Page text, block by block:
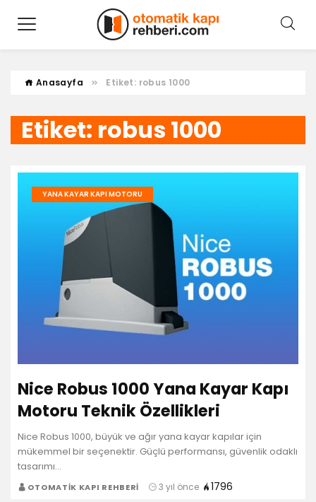
Anasayfa Etiket: robus 1000
Etiket: robus 1000
YANA KAYAR KAPI MOTORU
Nice Robus 1000 Yana Kayar Kapı
Motoru Teknik Özellikleri
Nice Robus 1000, büyük ve ağır yana kayar kapılar için
mükemmel bir seçenektir. Güçlü performansı, güvenlik odaklı
tasarımı…
OTOMATIK KAPI REHBERI 3 yıl önce 1796